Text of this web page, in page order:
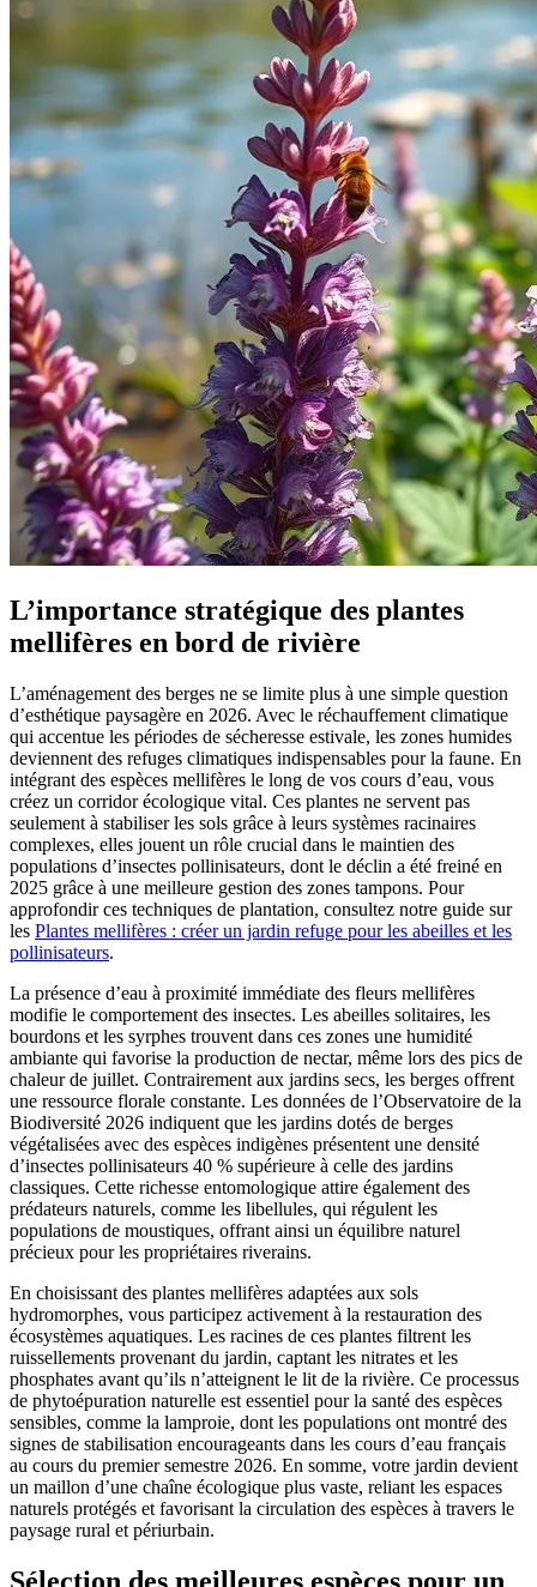
L’importance stratégique des plantes
mellifères en bord de rivière
L’aménagement des berges ne se limite plus à une simple question
d’esthétique paysagère en 2026. Avec le réchauffement climatique
qui accentue les périodes de sécheresse estivale, les zones humides
deviennent des refuges climatiques indispensables pour la faune. En
intégrant des espèces mellifères le long de vos cours d’eau, vous
créez un corridor écologique vital. Ces plantes ne servent pas
seulement à stabiliser les sols grâce à leurs systèmes racinaires
complexes, elles jouent un rôle crucial dans le maintien des
populations d’insectes pollinisateurs, dont le déclin a été freiné en
2025 grâce à une meilleure gestion des zones tampons. Pour
approfondir ces techniques de plantation, consultez notre guide sur
les Plantes mellifères : créer un jardin refuge pour les abeilles et les
pollinisateurs.
La présence d’eau à proximité immédiate des fleurs mellifères
modifie le comportement des insectes. Les abeilles solitaires, les
bourdons et les syrphes trouvent dans ces zones une humidité
ambiante qui favorise la production de nectar, même lors des pics de
chaleur de juillet. Contrairement aux jardins secs, les berges offrent
une ressource florale constante. Les données de l’Observatoire de la
Biodiversité 2026 indiquent que les jardins dotés de berges
végétalisées avec des espèces indigènes présentent une densité
d’insectes pollinisateurs 40 % supérieure à celle des jardins
classiques. Cette richesse entomologique attire également des
prédateurs naturels, comme les libellules, qui régulent les
populations de moustiques, offrant ainsi un équilibre naturel
précieux pour les propriétaires riverains.
En choisissant des plantes mellifères adaptées aux sols
hydromorphes, vous participez activement à la restauration des
écosystèmes aquatiques. Les racines de ces plantes filtrent les
ruissellements provenant du jardin, captant les nitrates et les
phosphates avant qu’ils n’atteignent le lit de la rivière. Ce processus
de phytoépuration naturelle est essentiel pour la santé des espèces
sensibles, comme la lamproie, dont les populations ont montré des
signes de stabilisation encourageants dans les cours d’eau français
au cours du premier semestre 2026. En somme, votre jardin devient
un maillon d’une chaîne écologique plus vaste, reliant les espaces
naturels protégés et favorisant la circulation des espèces à travers le
paysage rural et périurbain.
Sélection des meilleures espèces pour un